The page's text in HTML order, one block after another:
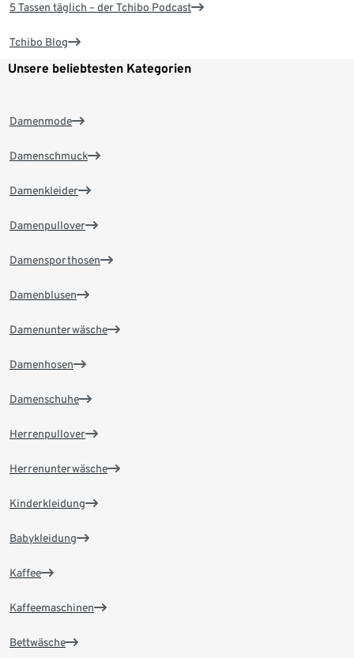
5 Tassen täglich – der Tchibo Podcast
Tchibo Blog
Unsere beliebtesten Kategorien
Damenmode
Damenschmuck
Damenkleider
Damenpullover
Damensporthosen
Damenblusen
Damenunterwäsche
Damenhosen
Damenschuhe
Herrenpullover
Herrenunterwäsche
Kinderkleidung
Babykleidung
Kaffee
Kaffeemaschinen
Bettwäsche